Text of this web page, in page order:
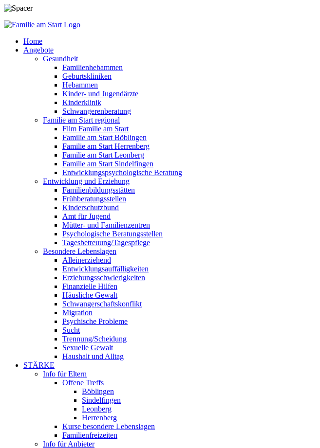
Home
Angebote
Gesundheit
Familienhebammen
Geburtskliniken
Hebammen
Kinder- und Jugendärzte
Kinderklinik
Schwangerenberatung
Familie am Start regional
Film Familie am Start
Familie am Start Böblingen
Familie am Start Herrenberg
Familie am Start Leonberg
Familie am Start Sindelfingen
Entwicklungspsychologische Beratung
Entwicklung und Erziehung
Familienbildungsstätten
Frühberatungsstellen
Kinderschutzbund
Amt für Jugend
Mütter- und Familienzentren
Psychologische Beratungsstellen
Tagesbetreuung/Tagespflege
Besondere Lebenslagen
Alleinerziehend
Entwicklungsauffälligkeiten
Erziehungsschwierigkeiten
Finanzielle Hilfen
Häusliche Gewalt
Schwangerschaftskonflikt
Migration
Psychische Probleme
Sucht
Trennung/Scheidung
Sexuelle Gewalt
Haushalt und Alltag
STÄRKE
Info für Eltern
Offene Treffs
Böblingen
Sindelfingen
Leonberg
Herrenberg
Kurse besondere Lebenslagen
Familienfreizeiten
Info für Anbieter